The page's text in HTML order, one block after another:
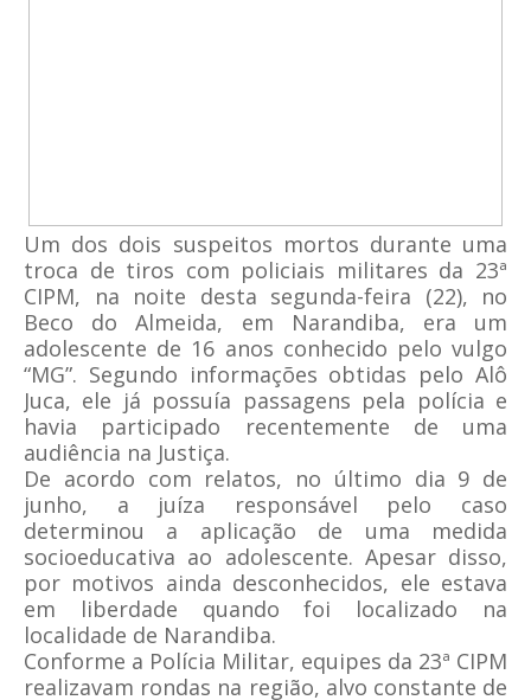
Um dos dois suspeitos mortos durante uma
troca de tiros com policiais militares da 23ª
CIPM, na noite desta segunda-feira (22), no
Beco do Almeida, em Narandiba, era um
adolescente de 16 anos conhecido pelo vulgo
“MG”. Segundo informações obtidas pelo Alô
Juca, ele já possuía passagens pela polícia e
havia participado recentemente de uma
audiência na Justiça.
De acordo com relatos, no último dia 9 de
junho, a juíza responsável pelo caso
determinou a aplicação de uma medida
socioeducativa ao adolescente. Apesar disso,
por motivos ainda desconhecidos, ele estava
em liberdade quando foi localizado na
localidade de Narandiba.
Conforme a Polícia Militar, equipes da 23ª CIPM
realizavam rondas na região, alvo constante de